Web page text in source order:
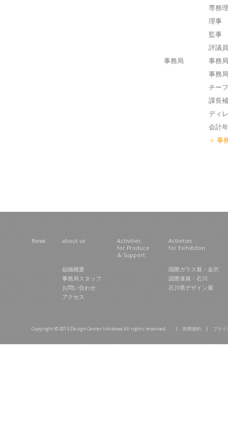
専務
理事
監事
評議員
事務局
事務
事務
チー
課長
ディ
会計
＞ 事
News about us
Activities
for Produce
& Support
Activities
for Exihibiton
組織概要
事務局スタッフ
お問い合わせ
アクセス
国際ガラス展・金沢
国際漆展・石川
石川県デザイン展
Copyright © 2013 Design Center Ishikawa All rights reserved. |利用規約|プライ